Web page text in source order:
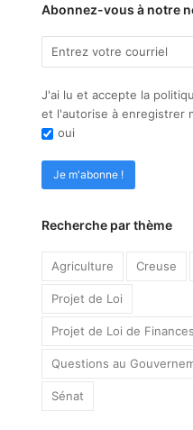
Abonnez-vous à notre
J'ai lu et accepte la
et l'autorise à enregistrer
oui
Recherche par thème
Agriculture Creuse
Projet de Loi
Projet de Loi de
Questions au
Sénat